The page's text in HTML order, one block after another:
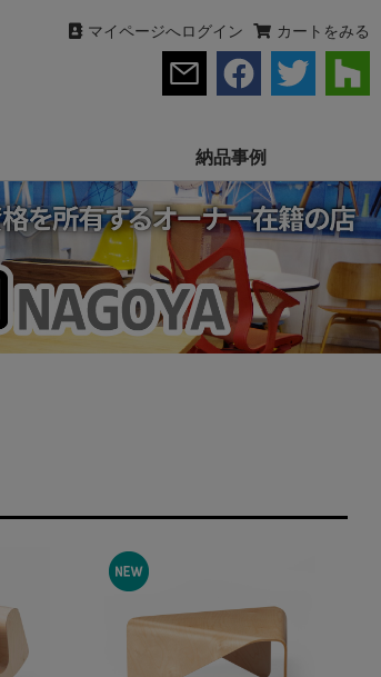
マイページへログイン カートをみる
納品事例